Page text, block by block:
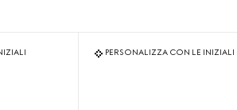
PERSONALIZZA CON LE INIZIALI